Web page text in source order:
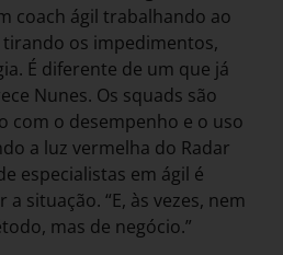
coach ágil trabalhando ao
os impedimentos,
É diferente de um que já
Nunes. Os squads são
com o desempenho e o uso
a luz vermelha do Radar
especialistas em ágil é
situação. “E, às vezes, nem
mas de negócio.”